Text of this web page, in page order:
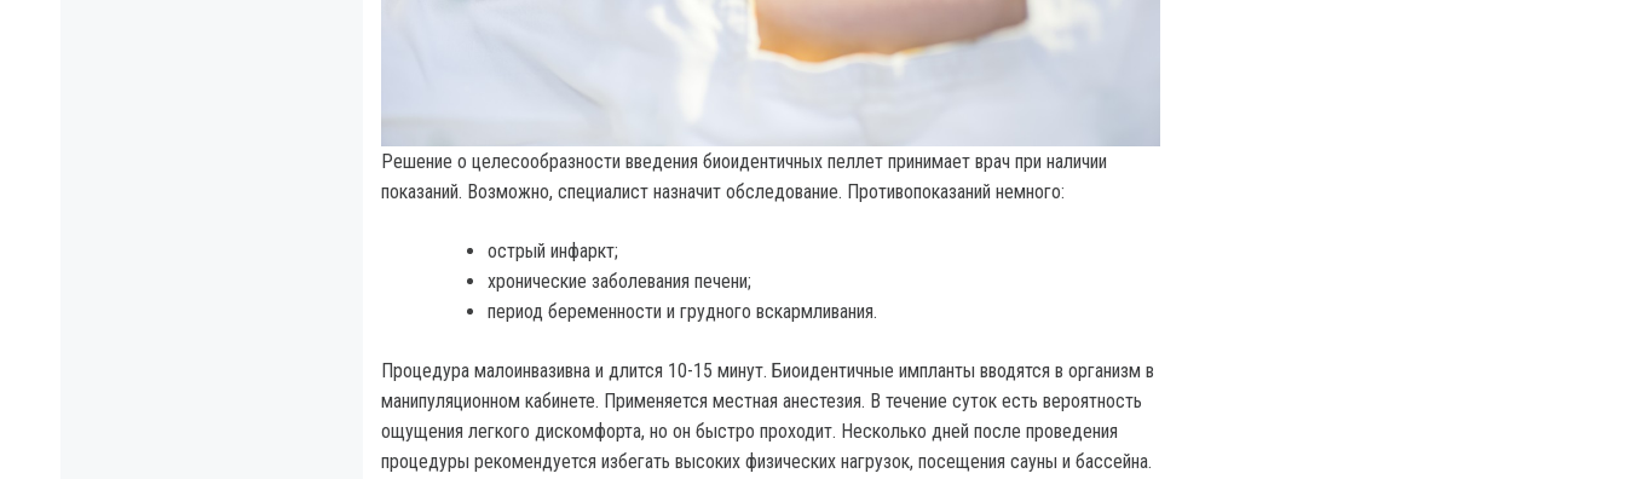
Решение о целесообразности введения биоидентичных пеллет принимает врач при наличии
показаний. Возможно, специалист назначит обследование. Противопоказаний немного:
острый инфаркт;
хронические заболевания печени;
период беременности и грудного вскармливания.
Процедура малоинвазивна и длится 10-15 минут. Биоидентичные импланты вводятся в организм в
манипуляционном кабинете. Применяется местная анестезия. В течение суток есть вероятность
ощущения легкого дискомфорта, но он быстро проходит. Несколько дней после проведения
процедуры рекомендуется избегать высоких физических нагрузок, посещения сауны и бассейна.